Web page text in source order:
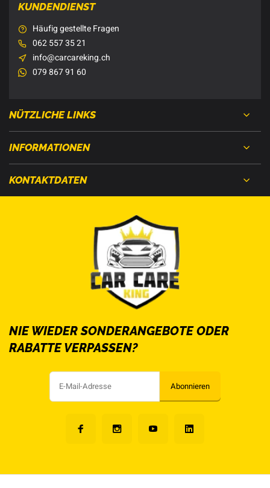
KUNDENDIENST
Häufig gestellte Fragen
062 557 35 21
info@carcareking.ch
079 867 91 60
NÜTZLICHE LINKS
INFORMATIONEN
KONTAKTDATEN
NIE WIEDER SONDERANGEBOTE ODER
RABATTE VERPASSEN?
Abonnieren